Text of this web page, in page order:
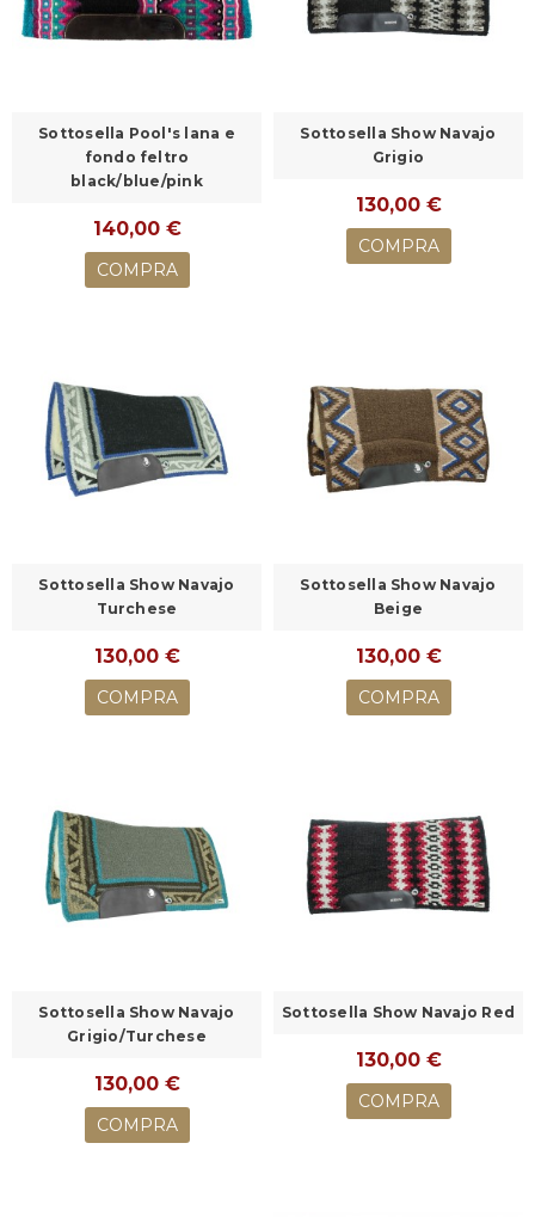
Sottosella Pool's lana e
fondo feltro
black/blue/pink
140,00 €
COMPRA
Sottosella Show Navajo
Grigio
130,00 €
COMPRA
Sottosella Show Navajo
Turchese
130,00 €
COMPRA
Sottosella Show Navajo
Beige
130,00 €
COMPRA
Sottosella Show Navajo
Grigio/Turchese
130,00 €
COMPRA
Sottosella Show Navajo Red
130,00 €
COMPRA